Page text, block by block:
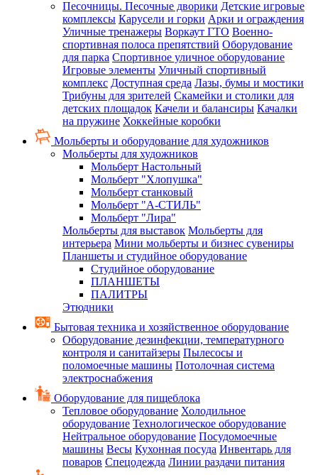
Песочницы. Песочные дворики Детские игровые
комплексы Карусели и горки Арки и ограждения
Уличные тренажеры Воркаут ГТО Военно-
спортивная полоса препятствий Оборудование
для парка Спортивное уличное оборудование
Игровые элементы Уличный спортивный
комплекс Доступная среда Лазы, бумы и мостики
Трибуны для зрителей Скамейки и столики для
детских площадок Качели и балансиры Качалки
на пружине Хоккейные коробки
Мольберты и оборудование для художников
Мольберты для художников
Мольберт Настольный
Мольберт "Хлопушка"
Мольберт станковый
Мольберт "А-СТИЛЬ"
Мольберт "Лира"
Мольберты для выставок Мольберты для
интерьера Мини мольберты и бизнес сувениры
Планшеты и студийное оборудование
Студийное оборудование
ПЛАНШЕТЫ
ПАЛИТРЫ
Этюдники
Бытовая техника и хозяйственное оборудование
Оборудование дезинфекции, температурного
контроля и санитайзеры Пылесосы и
поломоечные машины Потолочная система
электроснабжения
Оборудование для пищеблока
Тепловое оборудование Холодильное
оборудование Технологическое оборудование
Нейтральное оборудование Посудомоечные
машины Весы Кухонная посуда Инвентарь для
поваров Спецодежда Линии раздачи питания